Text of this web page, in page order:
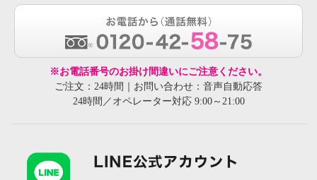
※お電話番号のお掛け間違いにご注意ください。
ご注文：24時間｜お問い合わせ：音声自動応答
24時間／オペレーター対応 9:00～21:00